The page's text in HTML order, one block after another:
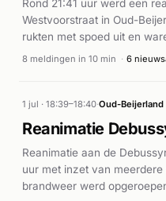
Rond 21:41 uur werd een
Westvoorstraat in Oud-
rukten met spoed uit en
plaatse. Er werden
minuten, met
uitkomst van de reanimatie
8 meldingen in 10 min · 6
1 jul · 18:39–18:40·Oud-Beijerland
Reanimatie
Reanimatie aan de
uur met inzet van
brandweer werd